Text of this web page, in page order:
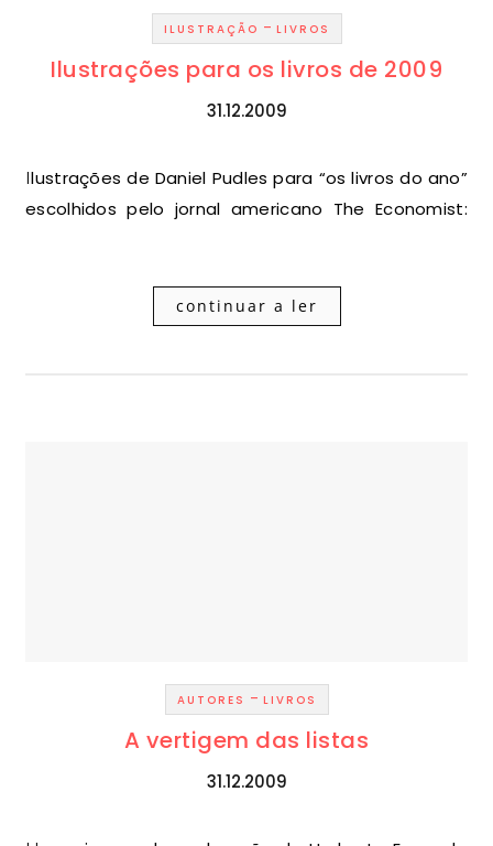
ILUSTRAÇÃO - LIVROS
Ilustrações para os livros de 2009
31.12.2009
Ilustrações de Daniel Pudles para “os livros do ano”
escolhidos pelo jornal americano The Economist:
continuar a ler
AUTORES - LIVROS
A vertigem das listas
31.12.2009